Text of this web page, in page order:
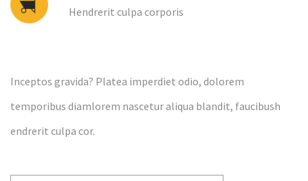
Hendrerit culpa corporis
Inceptos gravida? Platea imperdiet odio, dolorem
temporibus diamlorem nascetur aliqua blandit, faucibush
endrerit culpa cor.